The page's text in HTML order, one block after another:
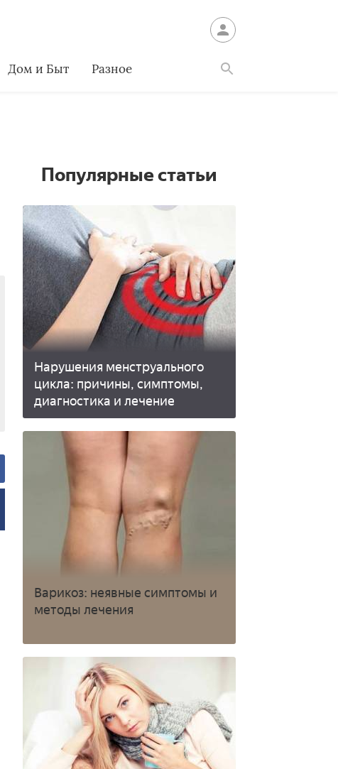
Дом и Быт Разное
Популярные статьи
Нарушения менструального
цикла: причины, симптомы,
диагностика и лечение
Варикоз: неявные симптомы и
методы лечения